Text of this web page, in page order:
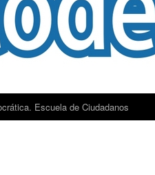
Escuela de Ciudadanos